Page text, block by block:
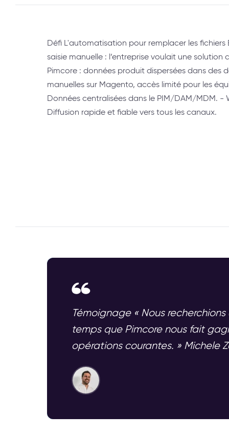
Défi L'automatisation pour remplacer les fichiers
saisie manuelle : l’entreprise voulait une solution
Pimcore : données produit dispersées dans des
manuelles sur Magento, accès limité pour les
Données centralisées dans le PIM/DAM/MDM. -
Diffusion rapide et fiable vers tous les canaux.
Témoignage « Nous
temps que Pimcore nous fait
opérations courantes. » Michele